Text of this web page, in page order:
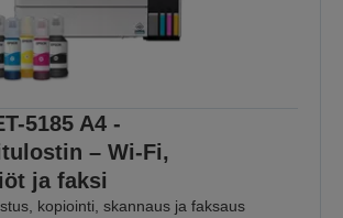
5185 A4 -
– Wi-Fi,
ja faksi
kopiointi, skannaus ja faksaus